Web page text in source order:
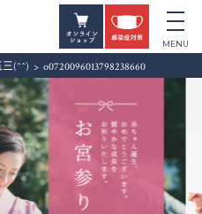
(^^) > o0720096013798238660